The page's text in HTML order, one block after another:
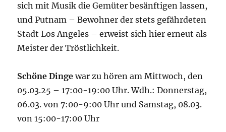
sich mit Musik die Gemüter besänftigen lassen,
und Putnam – Bewohner der stets gefährdeten
Stadt Los Angeles – erweist sich hier erneut als
Meister der Tröstlichkeit.
Schöne Dingewar zu hören am Mittwoch, den
05.03.25 – 17:00-19:00 Uhr. Wdh.: Donnerstag,
06.03. von 7:00-9:00 Uhr und Samstag, 08.03.
von 15:00-17:00 Uhr